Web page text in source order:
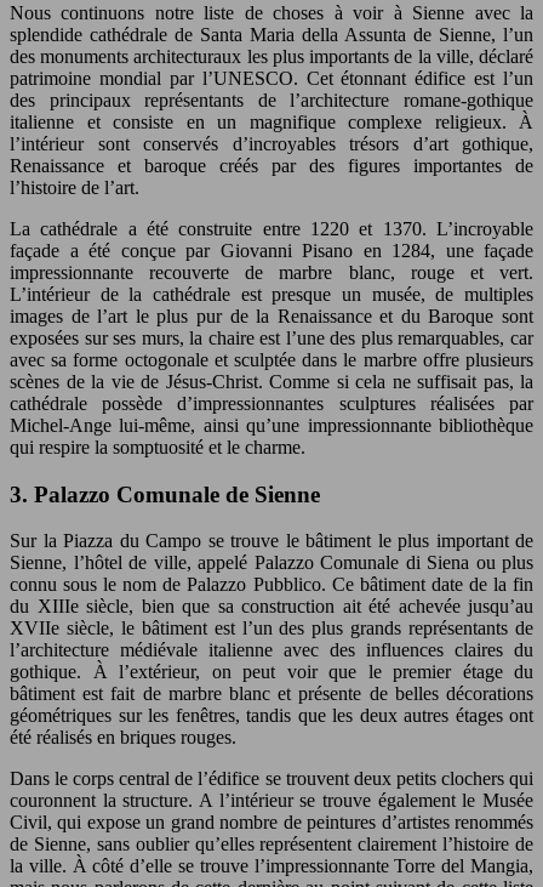
Nous continuons notre liste de choses à voir à Sienne avec la
splendide cathédrale de Santa Maria della Assunta de Sienne, l’un
des monuments architecturaux les plus importants de la ville, déclaré
patrimoine mondial par l’UNESCO. Cet étonnant édifice est l’un
des principaux représentants de l’architecture romane-gothique
italienne et consiste en un magnifique complexe religieux. À
l’intérieur sont conservés d’incroyables trésors d’art gothique,
Renaissance et baroque créés par des figures importantes de
l’histoire de l’art.
La cathédrale a été construite entre 1220 et 1370. L’incroyable
façade a été conçue par Giovanni Pisano en 1284, une façade
impressionnante recouverte de marbre blanc, rouge et vert.
L’intérieur de la cathédrale est presque un musée, de multiples
images de l’art le plus pur de la Renaissance et du Baroque sont
exposées sur ses murs, la chaire est l’une des plus remarquables, car
avec sa forme octogonale et sculptée dans le marbre offre plusieurs
scènes de la vie de Jésus-Christ. Comme si cela ne suffisait pas, la
cathédrale possède d’impressionnantes sculptures réalisées par
Michel-Ange lui-même, ainsi qu’une impressionnante bibliothèque
qui respire la somptuosité et le charme.
3. Palazzo Comunale de Sienne
Sur la Piazza du Campo se trouve le bâtiment le plus important de
Sienne, l’hôtel de ville, appelé Palazzo Comunale di Siena ou plus
connu sous le nom de Palazzo Pubblico. Ce bâtiment date de la fin
du XIIIe siècle, bien que sa construction ait été achevée jusqu’au
XVIIe siècle, le bâtiment est l’un des plus grands représentants de
l’architecture médiévale italienne avec des influences claires du
gothique. À l’extérieur, on peut voir que le premier étage du
bâtiment est fait de marbre blanc et présente de belles décorations
géométriques sur les fenêtres, tandis que les deux autres étages ont
été réalisés en briques rouges.
Dans le corps central de l’édifice se trouvent deux petits clochers qui
couronnent la structure. A l’intérieur se trouve également le Musée
Civil, qui expose un grand nombre de peintures d’artistes renommés
de Sienne, sans oublier qu’elles représentent clairement l’histoire de
la ville. À côté d’elle se trouve l’impressionnante Torre del Mangia,